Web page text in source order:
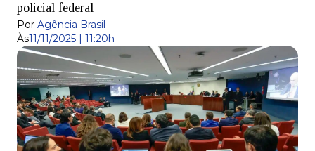
policial federal
Por Agência Brasil
Às11/11/2025 | 11:20h